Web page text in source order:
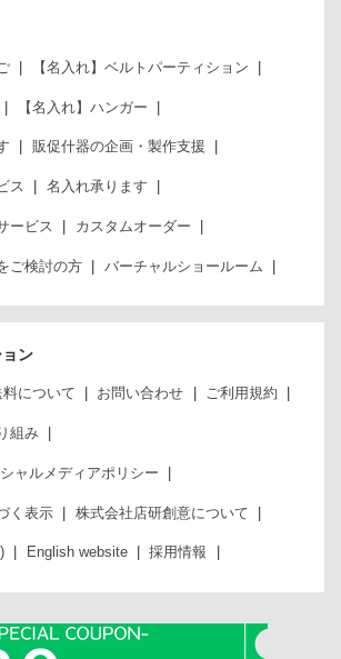
【名入れ】ベルトパーティション
【名入れ】ハンガー
販促什器の企画・製作支援
ス 名入れ承ります
ービス カスタムオーダー
ご検討の方 バーチャルショールーム
ン
料について お問い合わせ ご利用規約
組み
ャルメディアポリシー
く表示 株式会社店研創意について
English website 採用情報